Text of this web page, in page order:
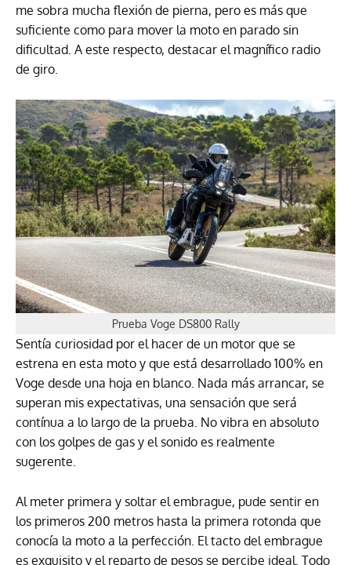
me sobra mucha flexión de pierna, pero es más que
suficiente como para mover la moto en parado sin
dificultad. A este respecto, destacar el magnífico radio
de giro.
Prueba Voge DS800 Rally
Sentía curiosidad por el hacer de un motor que se
estrena en esta moto y que está desarrollado 100% en
Voge desde una hoja en blanco. Nada más arrancar, se
superan mis expectativas, una sensación que será
contínua a lo largo de la prueba. No vibra en absoluto
con los golpes de gas y el sonido es realmente
sugerente.
Al meter primera y soltar el embrague, pude sentir en
los primeros 200 metros hasta la primera rotonda que
conocía la moto a la perfección. El tacto del embrague
es exquisito y el reparto de pesos se percibe ideal. Todo